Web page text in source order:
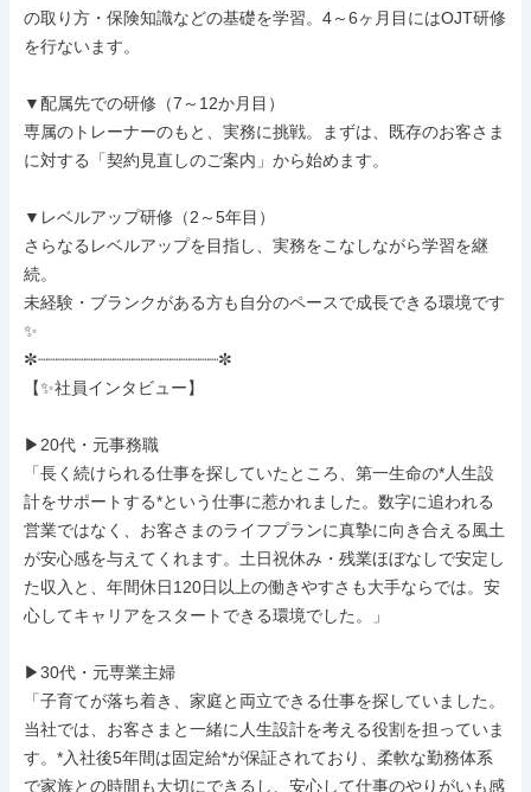
の取り方・保険知識などの基礎を学習。4～6ヶ月目にはOJT研修
を行ないます。
▼配属先での研修（7～12か月目）
専属のトレーナーのもと、実務に挑戦。まずは、既存のお客さま
に対する「契約見直しのご案内」から始めます。
▼レベルアップ研修（2～5年目）
さらなるレベルアップを目指し、実務をこなしながら学習を継
続。
未経験・ブランクがある方も自分のペースで成長できる環境です
✨
✼┈┈┈┈┈┈┈┈┈┈┈┈┈┈┈┈┈┈┈✼
【✨社員インタビュー】
▶20代・元事務職
「長く続けられる仕事を探していたところ、第一生命の*人生設
計をサポートする*という仕事に惹かれました。数字に追われる
営業ではなく、お客さまのライフプランに真摯に向き合える風土
が安心感を与えてくれます。土日祝休み・残業ほぼなしで安定し
た収入と、年間休日120日以上の働きやすさも大手ならでは。安
心してキャリアをスタートできる環境でした。」
▶30代・元専業主婦
「子育てが落ち着き、家庭と両立できる仕事を探していました。
当社では、お客さまと一緒に人生設計を考える役割を担っていま
す。*入社後5年間は固定給*が保証されており、柔軟な勤務体系
で家族との時間も大切にできるし、安心して仕事のやりがいも感